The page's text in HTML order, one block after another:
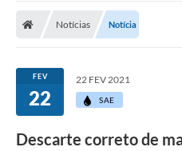
Portal da Transparência
Turismo
Notícias Notícia
FEV
22
22 FEV 2021
SAE
Descarte correto de